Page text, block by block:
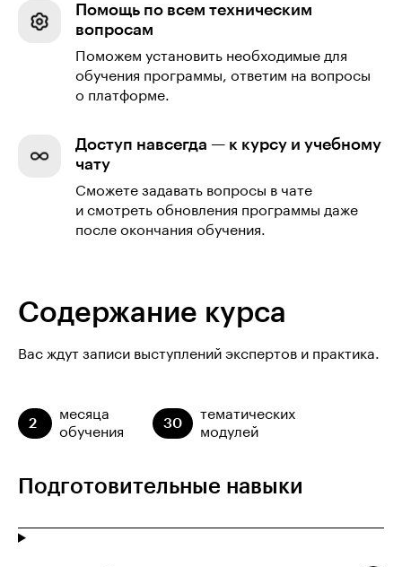
Помощь по всем техническим
вопросам
Поможем установить необходимые для
обучения программы, ответим на вопросы
о платформе.
Доступ навсегда — к курсу и учебному
чату
Сможете задавать вопросы в чате
и смотреть обновления программы даже
после окончания обучения.
Содержание курса
Вас ждут записи выступлений экспертов и практика.
2
месяца
обучения
30
тематических
модулей
Подготовительные навыки